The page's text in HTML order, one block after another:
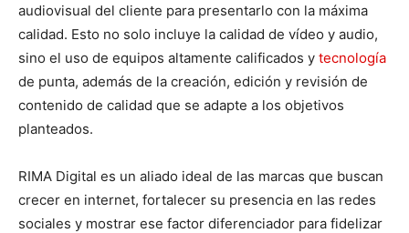
audiovisual del cliente para presentarlo con la máxima
calidad. Esto no solo incluye la calidad de vídeo y audio,
sino el uso de equipos altamente calificados y tecnología
de punta, además de la creación, edición y revisión de
contenido de calidad que se adapte a los objetivos
planteados.
RIMA Digital es un aliado ideal de las marcas que buscan
crecer en internet, fortalecer su presencia en las redes
sociales y mostrar ese factor diferenciador para fidelizar